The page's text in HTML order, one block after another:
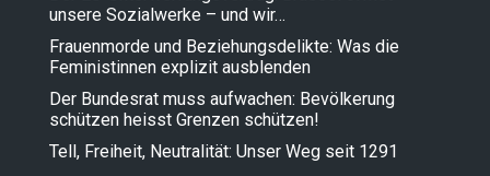
unsere Sozialwerke – und wir…
Frauenmorde und Beziehungsdelikte: Was die
Feministinnen explizit ausblenden
Der Bundesrat muss aufwachen: Bevölkerung
schützen heisst Grenzen schützen!
Tell, Freiheit, Neutralität: Unser Weg seit 1291